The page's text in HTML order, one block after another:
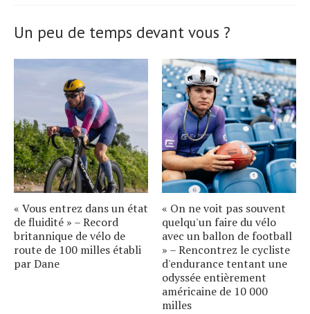
Un peu de temps devant vous ?
« Vous entrez dans un état
de fluidité » – Record
britannique de vélo de
route de 100 milles établi
par Dane
« On ne voit pas souvent
quelqu'un faire du vélo
avec un ballon de football
» – Rencontrez le cycliste
d'endurance tentant une
odyssée entièrement
américaine de 10 000
milles